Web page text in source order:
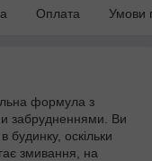
Оплата Умови
формула з
забрудненнями. Ви
оскільки
змивання, на